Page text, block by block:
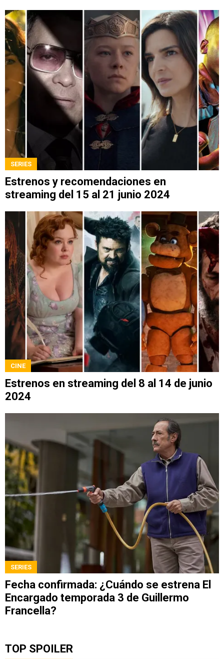
SERIES
Estrenos y recomendaciones en
streaming del 15 al 21 junio 2024
CINE
Estrenos en streaming del 8 al 14 de junio
2024
SERIES
Fecha confirmada: ¿Cuándo se estrena El
Encargado temporada 3 de Guillermo
Francella?
TOP SPOILER